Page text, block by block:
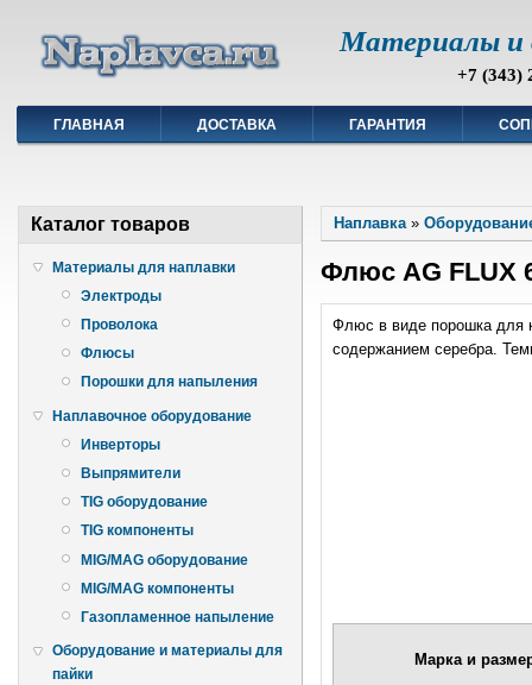
Материалы и
+7 (343)
ГЛАВНАЯ ДОСТАВКА ГАРАНТИЯ
Каталог товаров
Материалы для наплавки
Электроды
Проволока
Флюсы
Порошки для напыления
Наплавочное оборудование
Инверторы
Выпрямители
TIG оборудование
TIG компоненты
MIG/MAG оборудование
MIG/MAG компоненты
Газопламенное напыление
Оборудование и материалы для
пайки
Наплавка»
Флюс AG FLUX
Флюс в виде порошка для
содержанием серебра.
Марка и